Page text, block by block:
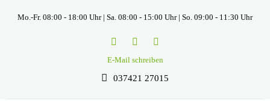
Mo.-Fr. 08:00 - 18:00 Uhr | Sa. 08:00 - 15:00 Uhr | So. 09:00 - 11:30 Uhr
E-Mail schreiben
037421 27015